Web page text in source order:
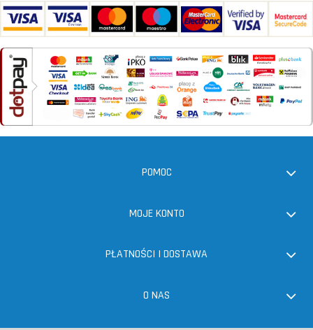
POMOC
MOJE KONTO
PŁATNOŚCI I DOSTAWA
O NAS